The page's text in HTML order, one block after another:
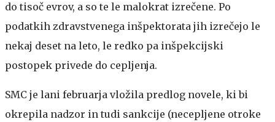
do tisoč evrov, a so te le malokrat izrečene. Po
podatkih zdravstvenega inšpektorata jih izrečejo le
nekaj deset na leto, le redko pa inšpekcijski
postopek privede do cepljenja.
SMC je lani februarja vložila predlog novele, ki bi
okrepila nadzor in tudi sankcije (necepljene otroke